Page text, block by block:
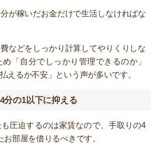
が稼いだお金だけで生活しなければな
などをしっかり計算してやりくりしな
「自分でしっかり管理できるのか」
えるか不安」という声が多いです。
分の1以下に抑える
圧迫するのは家賃なので、手取りの4
部屋を借りるべきです。